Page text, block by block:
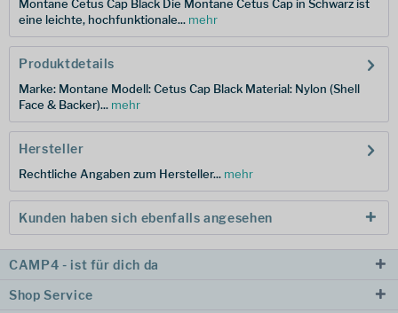
Montane Cetus Cap Black Die Montane Cetus Cap in Schwarz ist
eine leichte, hochfunktionale... mehr
Produktdetails
Marke: Montane Modell: Cetus Cap Black Material: Nylon (Shell
Face & Backer)... mehr
Hersteller
Rechtliche Angaben zum Hersteller... mehr
Kunden haben sich ebenfalls angesehen
CAMP4 - ist für dich da
Shop Service